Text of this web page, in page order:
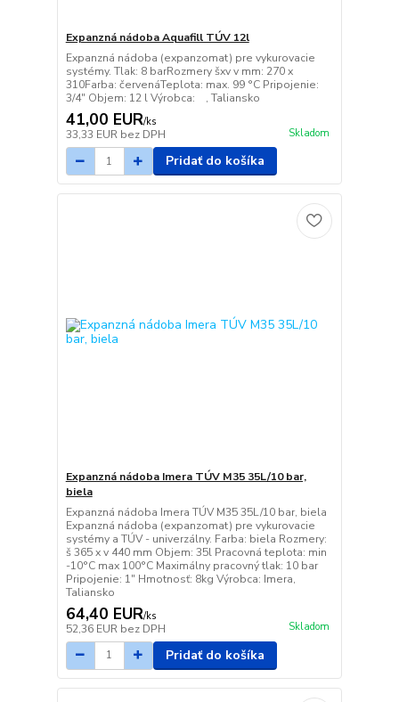
Expanzná nádoba Aquafill TÚV 12l
Expanzná nádoba (expanzomat) pre vykurovacie
systémy. Tlak: 8 barRozmery šxv v mm: 270 x
310Farba: červenáTeplota: max. 99 °C Pripojenie:
3/4" Objem: 12 l Výrobca: , Taliansko
41,00 EUR/ks
33,33 EUR bez DPH Skladom
Pridať do košíka
Expanzná nádoba Imera TÚV M35 35L/10 bar,
biela
Expanzná nádoba Imera TÚV M35 35L/10 bar, biela
Expanzná nádoba (expanzomat) pre vykurovacie
systémy a TÚV - univerzálny. Farba: biela Rozmery:
š 365 x v 440 mm Objem: 35l Pracovná teplota: min
-10°C max 100°C Maximálny pracovný tlak: 10 bar
Pripojenie: 1" Hmotnosť: 8kg Výrobca: Imera,
Taliansko
64,40 EUR/ks
52,36 EUR bez DPH Skladom
Pridať do košíka